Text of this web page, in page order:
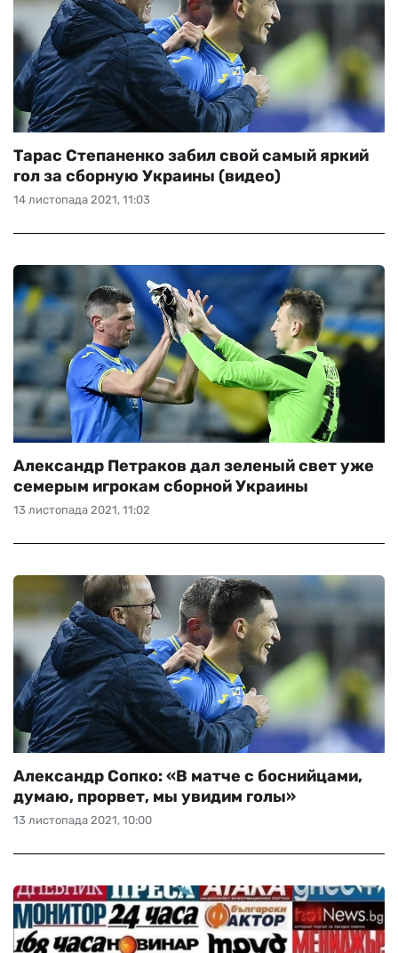
14 листопада 2021, 11:03
Тарас Степаненко забил свой самый яркий
гол за сборную Украины (видео)
13 листопада 2021, 11:02
Александр Петраков дал зеленый свет уже
семерым игрокам сборной Украины
13 листопада 2021, 10:00
Александр Сопко: «В матче с боснийцами,
думаю, прорвет, мы увидим голы»